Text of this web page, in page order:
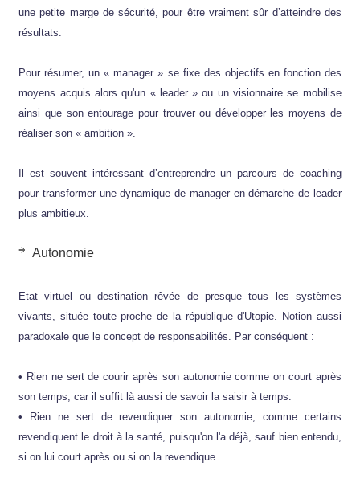
une petite marge de sécurité, pour être vraiment sûr d’atteindre des
résultats.
Pour résumer, un « manager » se fixe des objectifs en fonction des
moyens acquis alors qu'un « leader » ou un visionnaire se mobilise
ainsi que son entourage pour trouver ou développer les moyens de
réaliser son « ambition ».
Il est souvent intéressant d’entreprendre un parcours de coaching
pour transformer une dynamique de manager en démarche de leader
plus ambitieux.
Autonomie
Etat virtuel ou destination rêvée de presque tous les systèmes
vivants, située toute proche de la république d'Utopie. Notion aussi
paradoxale que le concept de responsabilités. Par conséquent :
• Rien ne sert de courir après son autonomie comme on court après
son temps, car il suffit là aussi de savoir la saisir à temps.
• Rien ne sert de revendiquer son autonomie, comme certains
revendiquent le droit à la santé, puisqu'on l'a déjà, sauf bien entendu,
si on lui court après ou si on la revendique.